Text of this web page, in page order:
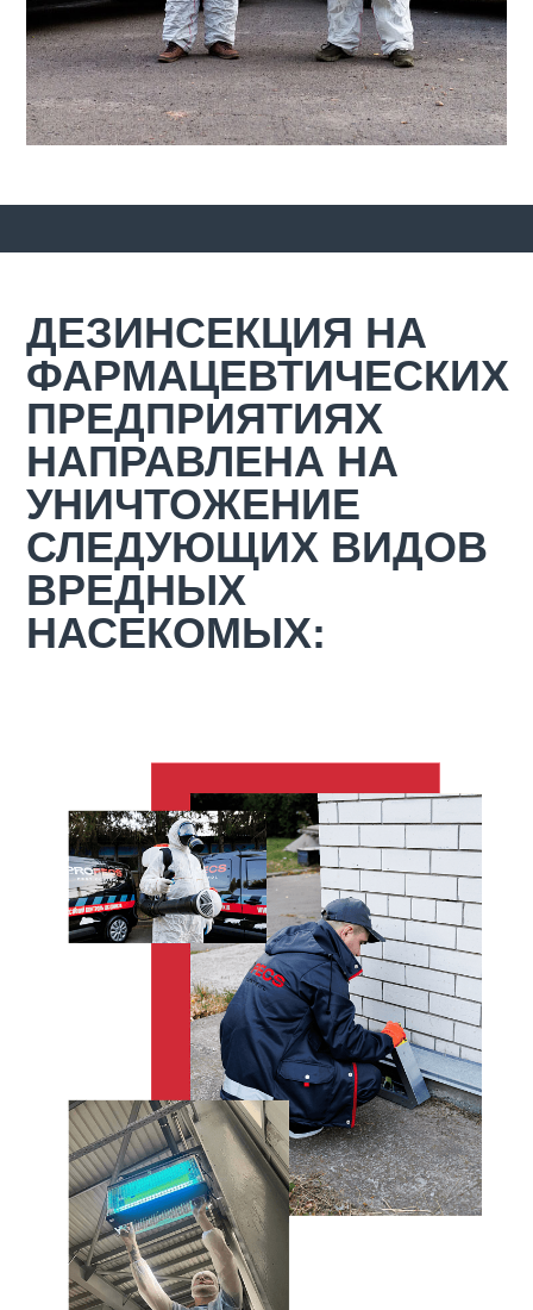
ДЕЗИНСЕКЦИЯ НА
ФАРМАЦЕВТИЧЕСКИХ
ПРЕДПРИЯТИЯХ
НАПРАВЛЕНА НА
УНИЧТОЖЕНИЕ
СЛЕДУЮЩИХ ВИДОВ
ВРЕДНЫХ
НАСЕКОМЫХ: